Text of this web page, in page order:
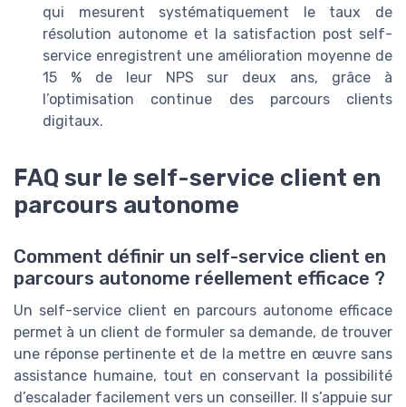
qui mesurent systématiquement le taux de
résolution autonome et la satisfaction post self-
service enregistrent une amélioration moyenne de
15 % de leur NPS sur deux ans, grâce à
l’optimisation continue des parcours clients
digitaux.
FAQ sur le self-service client en
parcours autonome
Comment définir un self-service client en
parcours autonome réellement efficace ?
Un self-service client en parcours autonome efficace
permet à un client de formuler sa demande, de trouver
une réponse pertinente et de la mettre en œuvre sans
assistance humaine, tout en conservant la possibilité
d’escalader facilement vers un conseiller. Il s’appuie sur